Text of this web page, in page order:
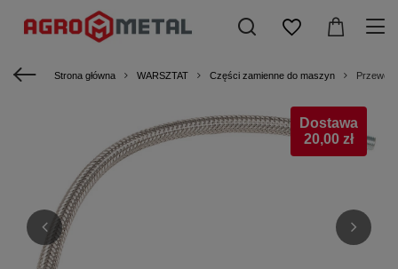
Strona główna WARSZTAT Części zamienne do maszyn Przewód
Dostawa
20,00 zł